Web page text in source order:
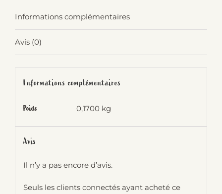
Informations complémentaires
Avis (0)
Informations complémentaires
Poids 0,1700 kg
Avis
Il n’y a pas encore d’avis.
Seuls les clients connectés ayant acheté ce